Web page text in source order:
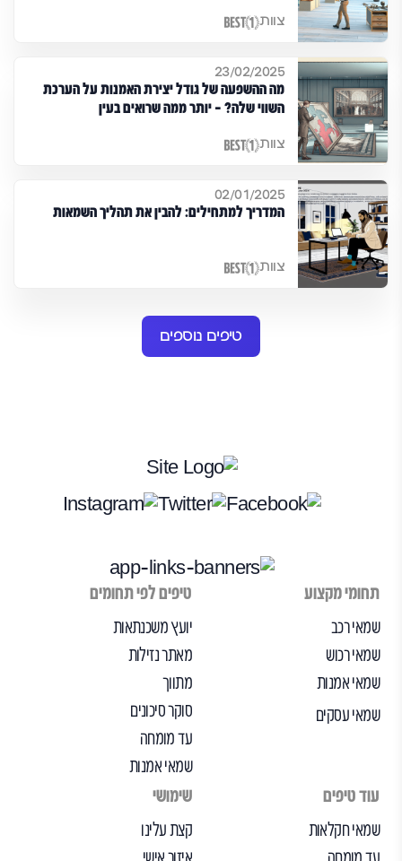
צוות
23/02/2025
מה ההשפעה של גודל יצירת האמנות על הערכת
השווי שלה? – יותר ממה שרואים בעין
צוות
02/01/2025
המדריך למתחילים: להבין את תהליך השמאות
צוות
טיפים נוספים
תחומי מקצוע
שמאי רכב
שמאי רכוש
שמאי אמנות
שמאי עסקים
טיפים לפי תחומים
יועץ משכנתאות
מאתר נזילות
מתווך
סוקר סיכונים
עד מומחה
שמאי אמנות
עוד טיפים
שמאי חקלאות
שימושי
קצת עלינו